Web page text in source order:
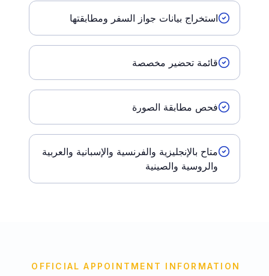
استخراج بيانات جواز السفر ومطابقتها
قائمة تحضير مخصصة
فحص مطابقة الصورة
متاح بالإنجليزية والفرنسية والإسبانية والعربية
والروسية والصينية
OFFICIAL APPOINTMENT INFORMATION